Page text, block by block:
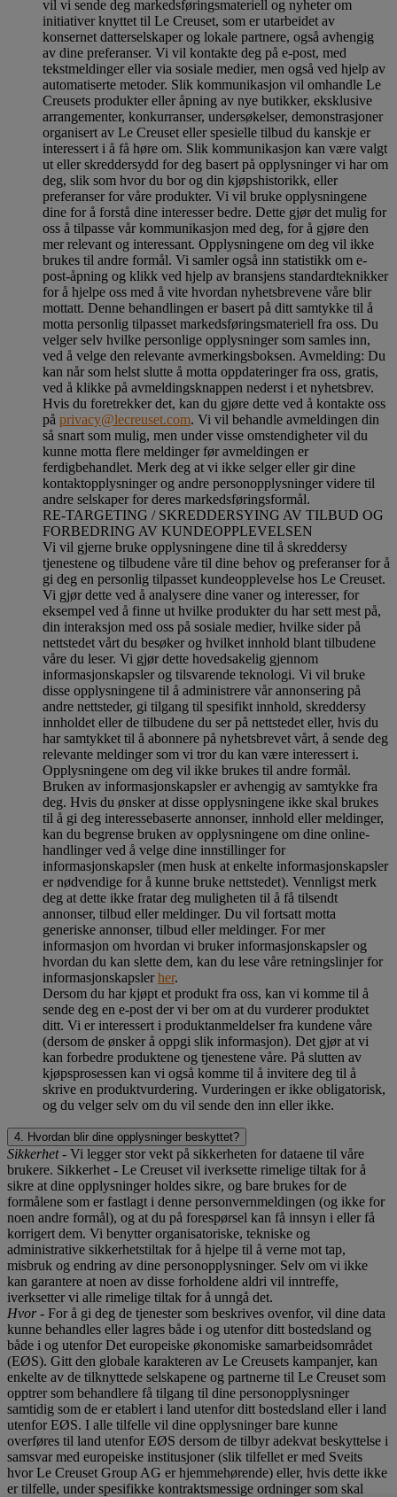
vil vi sende deg markedsføringsmateriell og nyheter om
initiativer knyttet til Le Creuset, som er utarbeidet av
konsernet datterselskaper og lokale partnere, også avhengig
av dine preferanser. Vi vil kontakte deg på e-post, med
tekstmeldinger eller via sosiale medier, men også ved hjelp av
automatiserte metoder. Slik kommunikasjon vil omhandle Le
Creusets produkter eller åpning av nye butikker, eksklusive
arrangementer, konkurranser, undersøkelser, demonstrasjoner
organisert av Le Creuset eller spesielle tilbud du kanskje er
interessert i å få høre om. Slik kommunikasjon kan være valgt
ut eller skreddersydd for deg basert på opplysninger vi har om
deg, slik som hvor du bor og din kjøpshistorikk, eller
preferanser for våre produkter. Vi vil bruke opplysningene
dine for å forstå dine interesser bedre. Dette gjør det mulig for
oss å tilpasse vår kommunikasjon med deg, for å gjøre den
mer relevant og interessant. Opplysningene om deg vil ikke
brukes til andre formål. Vi samler også inn statistikk om e-
post-åpning og klikk ved hjelp av bransjens standardteknikker
for å hjelpe oss med å vite hvordan nyhetsbrevene våre blir
mottatt. Denne behandlingen er basert på ditt samtykke til å
motta personlig tilpasset markedsføringsmateriell fra oss. Du
velger selv hvilke personlige opplysninger som samles inn,
ved å velge den relevante avmerkingsboksen. Avmelding: Du
kan når som helst slutte å motta oppdateringer fra oss, gratis,
ved å klikke på avmeldingsknappen nederst i et nyhetsbrev.
Hvis du foretrekker det, kan du gjøre dette ved å kontakte oss
på privacy@lecreuset.com. Vi vil behandle avmeldingen din
så snart som mulig, men under visse omstendigheter vil du
kunne motta flere meldinger før avmeldingen er
ferdigbehandlet. Merk deg at vi ikke selger eller gir dine
kontaktopplysninger og andre personopplysninger videre til
andre selskaper for deres markedsføringsformål.
RE-TARGETING / SKREDDERSYING AV TILBUD OG
FORBEDRING AV KUNDEOPPLEVELSEN
Vi vil gjerne bruke opplysningene dine til å skreddersy
tjenestene og tilbudene våre til dine behov og preferanser for å
gi deg en personlig tilpasset kundeopplevelse hos Le Creuset.
Vi gjør dette ved å analysere dine vaner og interesser, for
eksempel ved å finne ut hvilke produkter du har sett mest på,
din interaksjon med oss på sosiale medier, hvilke sider på
nettstedet vårt du besøker og hvilket innhold blant tilbudene
våre du leser. Vi gjør dette hovedsakelig gjennom
informasjonskapsler og tilsvarende teknologi. Vi vil bruke
disse opplysningene til å administrere vår annonsering på
andre nettsteder, gi tilgang til spesifikt innhold, skreddersy
innholdet eller de tilbudene du ser på nettstedet eller, hvis du
har samtykket til å abonnere på nyhetsbrevet vårt, å sende deg
relevante meldinger som vi tror du kan være interessert i.
Opplysningene om deg vil ikke brukes til andre formål.
Bruken av informasjonskapsler er avhengig av samtykke fra
deg. Hvis du ønsker at disse opplysningene ikke skal brukes
til å gi deg interessebaserte annonser, innhold eller meldinger,
kan du begrense bruken av opplysningene om dine online-
handlinger ved å velge dine innstillinger for
informasjonskapsler (men husk at enkelte informasjonskapsler
er nødvendige for å kunne bruke nettstedet). Vennligst merk
deg at dette ikke fratar deg muligheten til å få tilsendt
annonser, tilbud eller meldinger. Du vil fortsatt motta
generiske annonser, tilbud eller meldinger. For mer
informasjon om hvordan vi bruker informasjonskapsler og
hvordan du kan slette dem, kan du lese våre retningslinjer for
informasjonskapslerher.
Dersom du har kjøpt et produkt fra oss, kan vi komme til å
sende deg en e-post der vi ber om at du vurderer produktet
ditt. Vi er interessert i produktanmeldelser fra kundene våre
(dersom de ønsker å oppgi slik informasjon). Det gjør at vi
kan forbedre produktene og tjenestene våre. På slutten av
kjøpsprosessen kan vi også komme til å invitere deg til å
skrive en produktvurdering. Vurderingen er ikke obligatorisk,
og du velger selv om du vil sende den inn eller ikke.
4. Hvordan blir dine opplysninger beskyttet?
Sikkerhet- Vi legger stor vekt på sikkerheten for dataene til våre
brukere. Sikkerhet - Le Creuset vil iverksette rimelige tiltak for å
sikre at dine opplysninger holdes sikre, og bare brukes for de
formålene som er fastlagt i denne personvernmeldingen (og ikke for
noen andre formål), og at du på forespørsel kan få innsyn i eller få
korrigert dem. Vi benytter organisatoriske, tekniske og
administrative sikkerhetstiltak for å hjelpe til å verne mot tap,
misbruk og endring av dine personopplysninger. Selv om vi ikke
kan garantere at noen av disse forholdene aldri vil inntreffe,
iverksetter vi alle rimelige tiltak for å unngå det.
Hvor- For å gi deg de tjenester som beskrives ovenfor, vil dine data
kunne behandles eller lagres både i og utenfor ditt bostedsland og
både i og utenfor Det europeiske økonomiske samarbeidsområdet
(EØS). Gitt den globale karakteren av Le Creusets kampanjer, kan
enkelte av de tilknyttede selskapene og partnerne til Le Creuset som
opptrer som behandlere få tilgang til dine personopplysninger
samtidig som de er etablert i land utenfor ditt bostedsland eller i land
utenfor EØS. I alle tilfelle vil dine opplysninger bare kunne
overføres til land utenfor EØS dersom de tilbyr adekvat beskyttelse i
samsvar med europeiske institusjoner (slik tilfellet er med Sveits
hvor Le Creuset Group AG er hjemmehørende) eller, hvis dette ikke
er tilfelle, under spesifikke kontraktsmessige ordninger som skal